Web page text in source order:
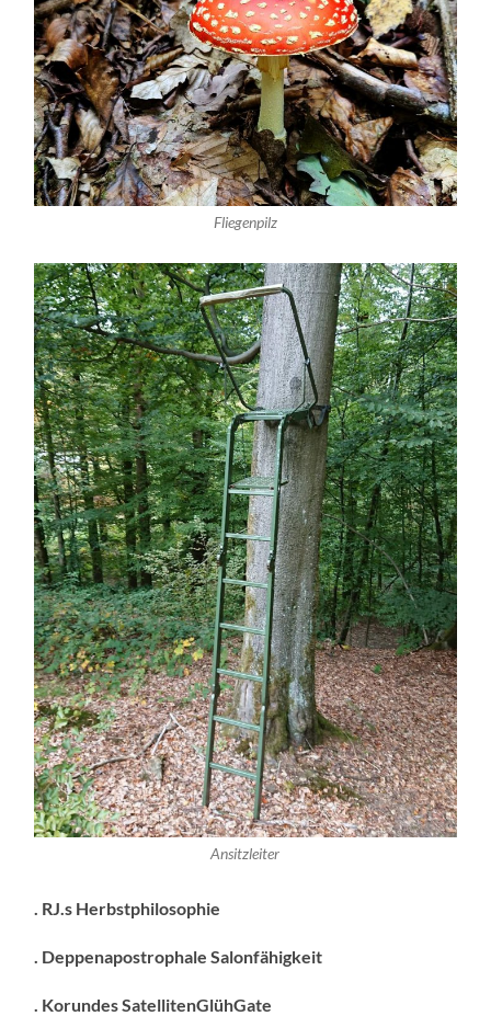
Fliegenpilz
Ansitzleiter
. RJ.s Herbstphilosophie
. Deppenapostrophale Salonfähigkeit
. Korundes SatellitenGlühGate